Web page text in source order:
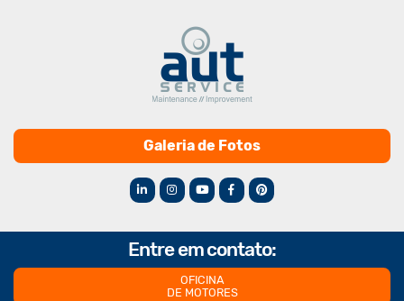
Galeria de Fotos
Entre em contato:
OFICINA
DE MOTORES